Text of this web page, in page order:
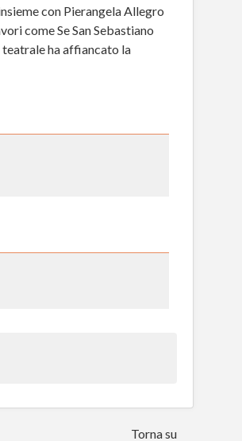
con Pierangela Allegro
come Se San Sebastiano
teatrale ha affiancato la
Torna su